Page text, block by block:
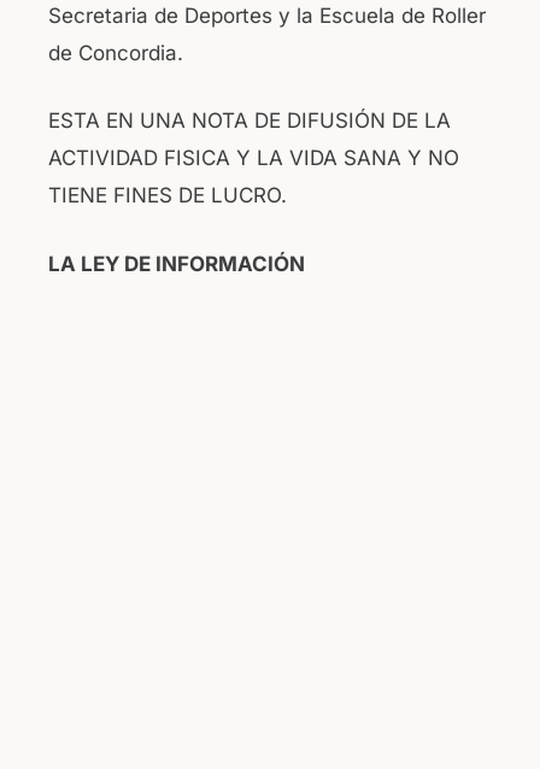
Secretaria de Deportes y la Escuela de Roller
de Concordia.
ESTA EN UNA NOTA DE DIFUSIÓN DE LA
ACTIVIDAD FISICA Y LA VIDA SANA Y NO
TIENE FINES DE LUCRO.
LA LEY DE INFORMACIÓN